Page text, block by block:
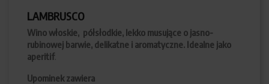
LAMBRUSCO
Wino włoskie, półsłodkie, lekko musujące o jasno-
rubinowej barwie, delikatne i aromatyczne. Idealne jako
aperitif
Upominek zawiera